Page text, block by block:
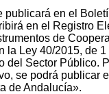
publicará en el
en el Registro
de
la Ley 40/2015, de
del Sector Público.
se podrá publicar
de Andalucía».